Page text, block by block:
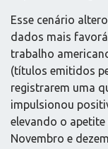
Esse cenário
dados mais
trabalho
(títulos emitidos
registrarem uma
impulsionou
elevando o
Novembro e